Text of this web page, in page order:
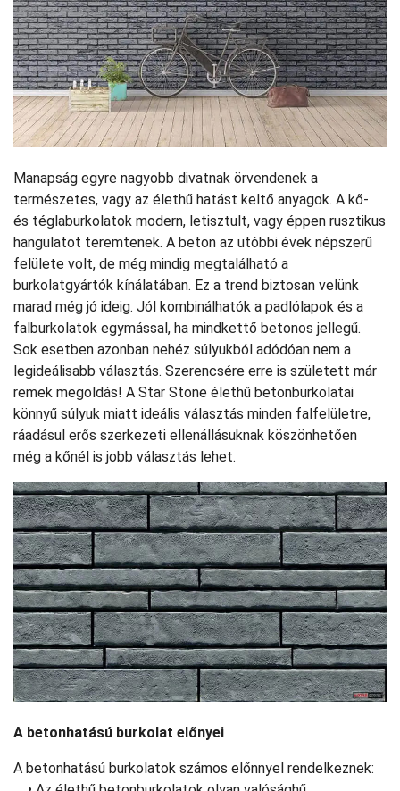
Manapság egyre nagyobb divatnak örvendenek a
természetes, vagy az élethű hatást keltő anyagok. A kő-
és téglaburkolatok modern, letisztult, vagy éppen rusztikus
hangulatot teremtenek. A beton az utóbbi évek népszerű
felülete volt, de még mindig megtalálható a
burkolatgyártók kínálatában. Ez a trend biztosan velünk
marad még jó ideig. Jól kombinálhatók a padlólapok és a
falburkolatok egymással, ha mindkettő betonos jellegű.
Sok esetben azonban nehéz súlyukból adódóan nem a
legideálisabb választás. Szerencsére erre is született már
remek megoldás! A Star Stone élethű betonburkolatai
könnyű súlyuk miatt ideális választás minden falfelületre,
ráadásul erős szerkezeti ellenállásuknak köszönhetően
még a kőnél is jobb választás lehet.
A betonhatású burkolat előnyei
A betonhatású burkolatok számos előnnyel rendelkeznek: